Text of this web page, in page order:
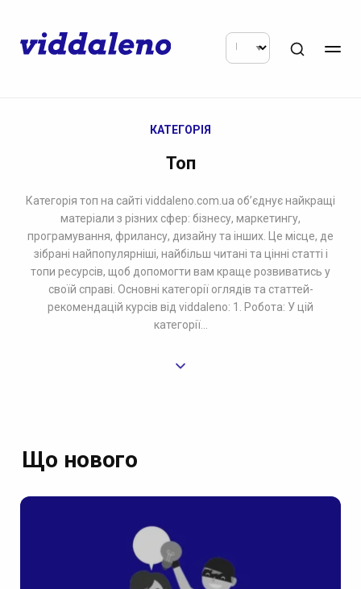
КАТЕГОРІЯ
Топ
Категорія топ на сайті viddaleno.com.ua об’єднує найкращі
матеріали з різних сфер: бізнесу, маркетингу,
програмування, фрилансу, дизайну та інших. Це місце, де
зібрані найпопулярніші, найбільш читані та цінні статті і
топи ресурсів, щоб допомогти вам краще розвиватись у
своїй справі. Основні категорії оглядів та статтей-
рекомендацій курсів від viddaleno: 1. Робота: У цій
категорії...
Що нового